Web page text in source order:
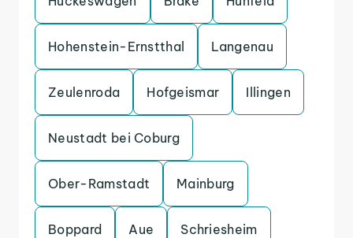
Hohenstein-Ernstthal Langenau
Zeulenroda Hofgeismar Illingen
Neustadt bei Coburg
Ober-Ramstadt Mainburg
Boppard Aue Schriesheim